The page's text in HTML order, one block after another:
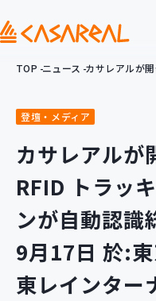
会社情報
サービス
プロダクト開発支援
クラウド導入支援
システム構築支援
定型コース
TOP ニュース カサレアルが
登壇・メディア
カサレアルが
RFID トラッ
ンが自動認識
9月17日 於:東
東レインター